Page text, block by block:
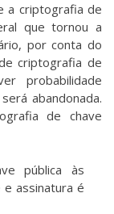
a criptografia de
que tornou a
por conta do
criptografia de
probabilidade
abandonada.
de chave
pública às
e assinatura é